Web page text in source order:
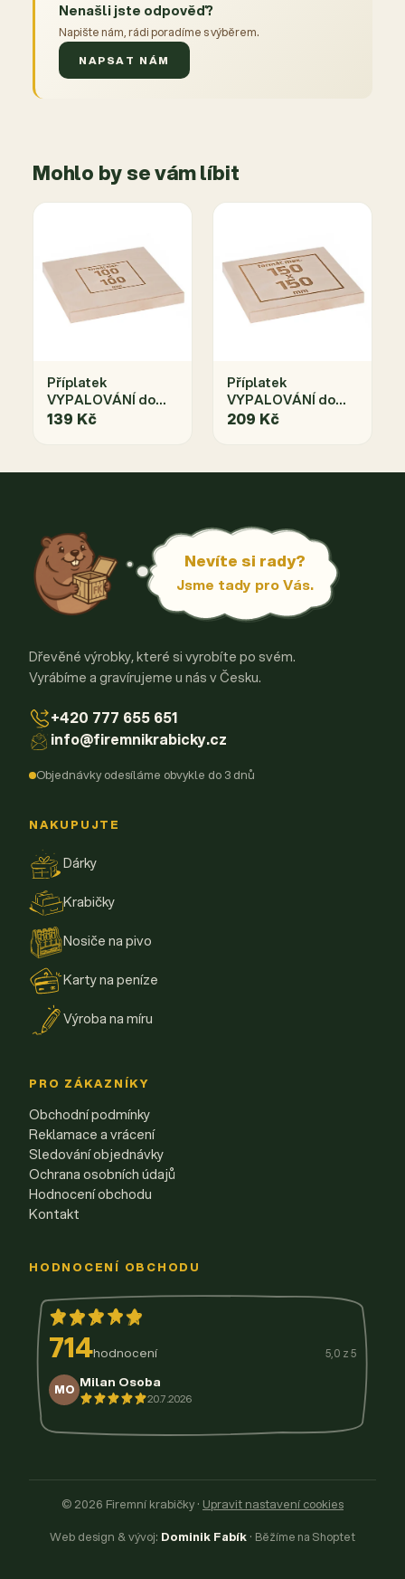
Nenašli jste odpověď?
Napište nám, rádi poradíme s výběrem.
NAPSAT NÁM
Mohlo by se vám líbit
Příplatek
VYPALOVÁNÍ do
rozměru
139 Kč
Příplatek
VYPALOVÁNÍ do
rozměru
209 Kč
Nevíte si rady?
Jsme tady pro Vás.
Dřevěné výrobky, které si vyrobíte po svém.
Vyrábíme a gravírujeme u nás v Česku.
+420 777 655 651
info@firemnikrabicky.cz
Objednávky odesíláme obvykle do 3 dnů
NAKUPUJTE
Dárky
Krabičky
Nosiče na pivo
Karty na peníze
Výroba na míru
PRO ZÁKAZNÍKY
Obchodní podmínky
Reklamace a vrácení
Sledování objednávky
Ochrana osobních údajů
Hodnocení obchodu
Kontakt
HODNOCENÍ OBCHODU
714hodnocení 5,0 z 5
MO Milan Osoba
20.7.2026
14.7.2026
11.7.2026
9.7.2026
3.7.2026
29.6.2026
© 2026 Firemní krabičky · Upravit nastavení cookies
Web design & vývoj: Dominik Fabík · Běžíme na Shoptet